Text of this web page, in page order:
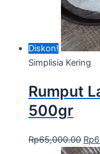
Diskon!
Simplisia Kering
Rumput
500gr
Rp65,000.00 Rp